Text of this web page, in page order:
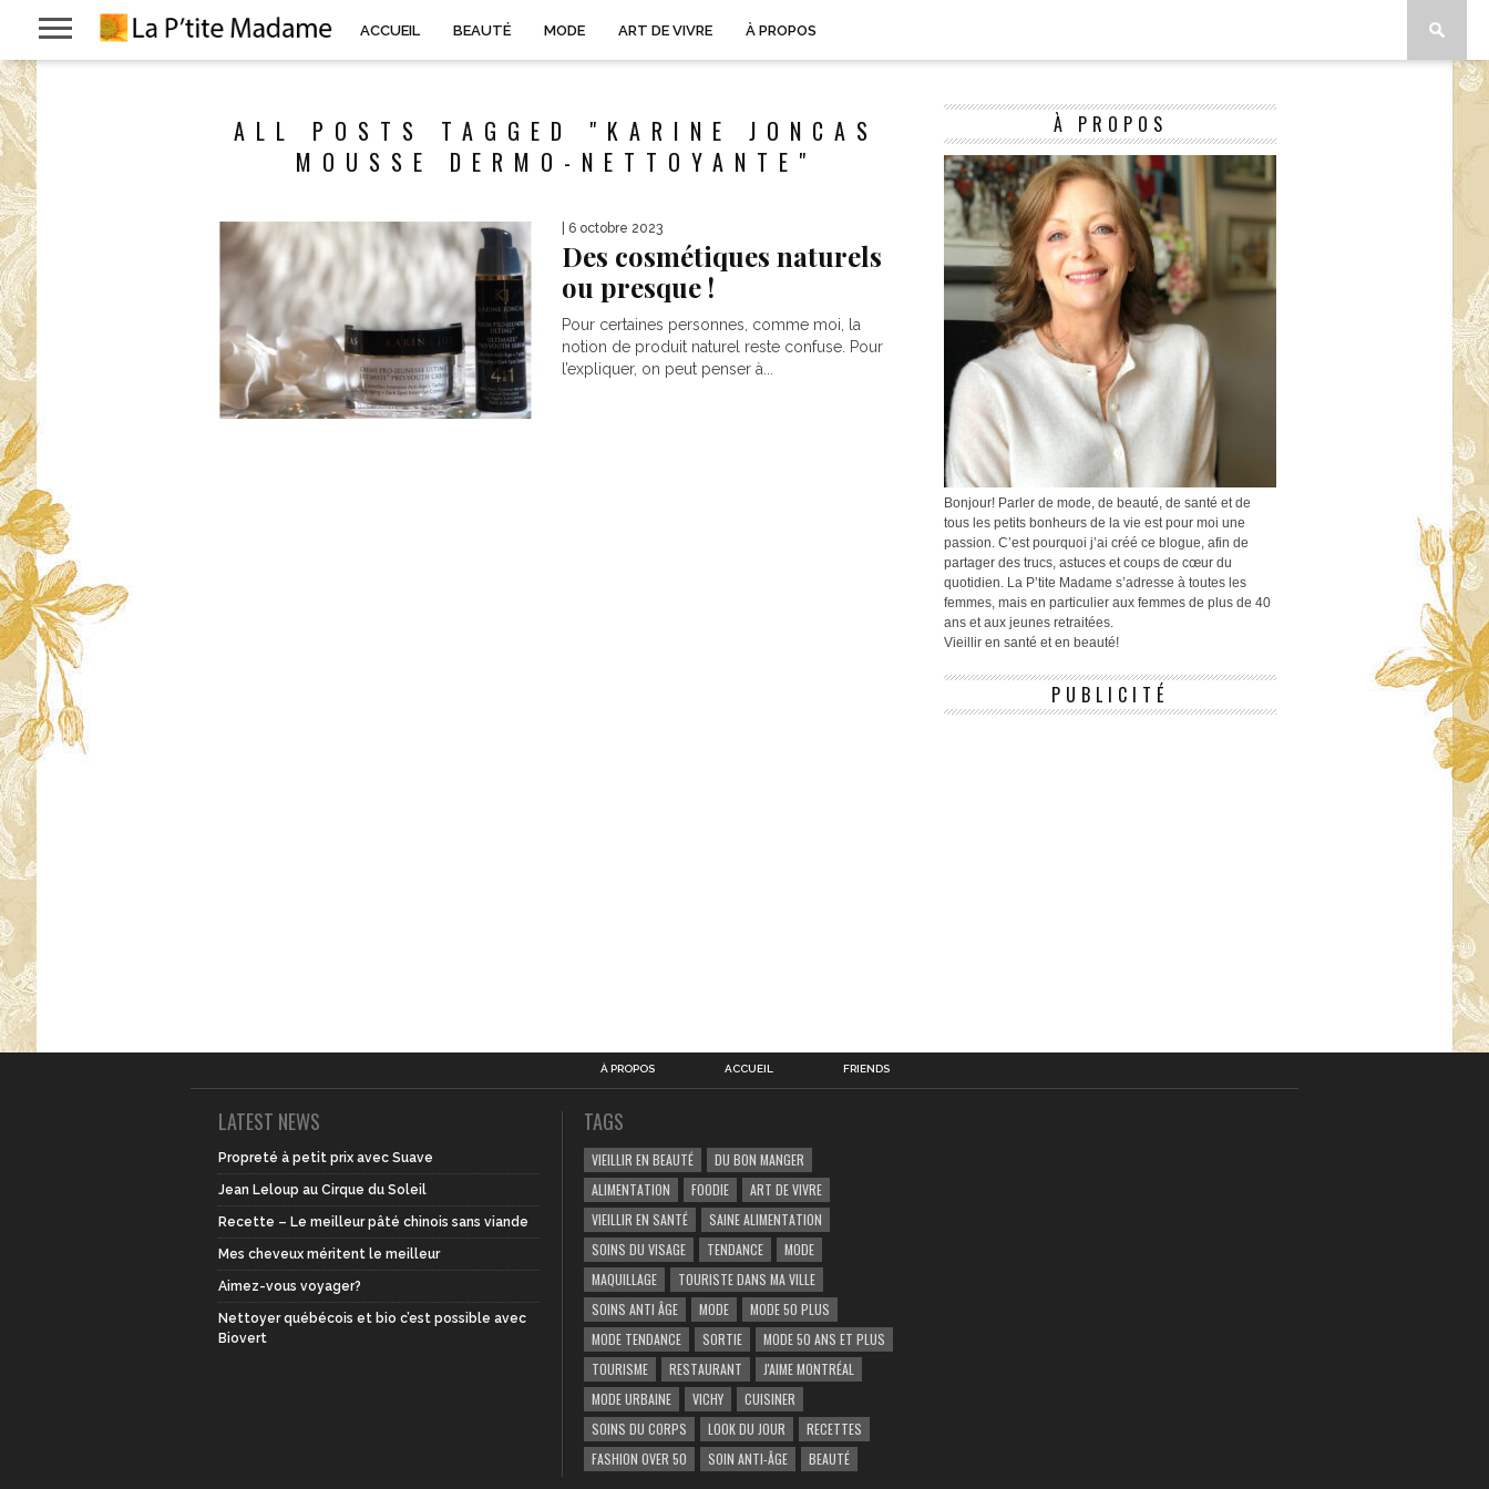
ACCUEIL BEAUTÉ MODE ART DE VIVRE À PROPOS
ALL POSTS TAGGED "KARINE JONCAS
MOUSSE DERMO-NETTOYANTE"
| 6 octobre 2023
Des cosmétiques naturels
ou presque !
Pour certaines personnes, comme moi, la
notion de produit naturel reste confuse. Pour
l’expliquer, on peut penser à...
À PROPOS
Bonjour! Parler de mode, de beauté, de santé et de
tous les petits bonheurs de la vie est pour moi une
passion. C’est pourquoi j’ai créé ce blogue, afin de
partager des trucs, astuces et coups de cœur du
quotidien. La P’tite Madame s’adresse à toutes les
femmes, mais en particulier aux femmes de plus de 40
ans et aux jeunes retraitées.
Vieillir en santé et en beauté!
PUBLICITÉ
À PROPOS ACCUEIL FRIENDS
LATEST NEWS
Propreté à petit prix avec Suave
Jean Leloup au Cirque du Soleil
Recette – Le meilleur pâté chinois sans viande
Mes cheveux méritent le meilleur
Aimez-vous voyager?
Nettoyer québécois et bio c’est possible avec
Biovert
TAGS
VIEILLIR EN BEAUTÉ
DU BON MANGER
ALIMENTATION
FOODIE
ART DE VIVRE
VIEILLIR EN SANTÉ
SAINE ALIMENTATION
SOINS DU VISAGE
TENDANCE
MODE
MAQUILLAGE
TOURISTE DANS MA VILLE
SOINS ANTI ÂGE
MODE
MODE 50 PLUS
MODE TENDANCE
SORTIE
MODE 50 ANS ET PLUS
TOURISME
RESTAURANT
J'AIME MONTRÉAL
MODE URBAINE
VICHY
CUISINER
SOINS DU CORPS
LOOK DU JOUR
RECETTES
FASHION OVER 50
SOIN ANTI-ÂGE BEAUTÉ